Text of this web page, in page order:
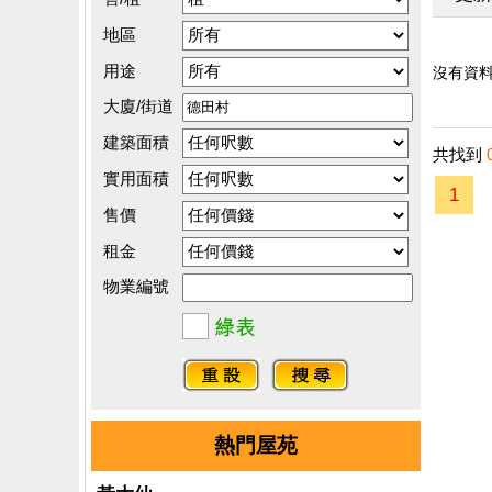
地區
用途
大廈/街道
建築面積
實用面積
售價
租金
物業編號
熱門屋苑
沒有資料
共找到
1